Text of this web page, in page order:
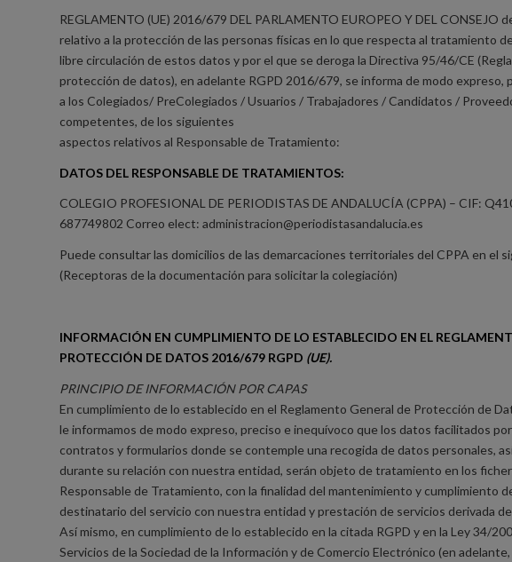
REGLAMENTO (UE) 2016/679 DEL PARLAMENTO EUROPEO Y DEL CONSEJO
relativo a la protección de las personas físicas en lo que respecta al tratamiento
libre circulación de estos datos y por el que se deroga la Directiva 95/46/CE
protección de datos), en adelante RGPD 2016/679, se informa de modo expreso,
a los Colegiados/ PreColegiados / Usuarios / Trabajadores / Candidatos /
competentes, de los siguientes
aspectos relativos al Responsable de Tratamiento:
DATOS DEL RESPONSABLE DE TRATAMIENTOS:
COLEGIO PROFESIONAL DE PERIODISTAS DE ANDALUCÍA (CPPA) – CIF:
687749802 Correo elect: administracion@periodistasandalucia.es
Puede consultar las domicilios de las demarcaciones territoriales del CPPA en el
(Receptoras de la documentación para solicitar la colegiación)
INFORMACIÓN EN CUMPLIMIENTO DE LO ESTABLECIDO EN EL
PROTECCIÓN DE DATOS 2016/679 RGPD (UE).
PRINCIPIO DE INFORMACIÓN POR CAPAS
En cumplimiento de lo establecido en el Reglamento General de Protección de
le informamos de modo expreso, preciso e inequívoco que los datos facilitados
contratos y formularios donde se contemple una recogida de datos personales,
durante su relación con nuestra entidad, serán objeto de tratamiento en los
Responsable de Tratamiento, con la finalidad del mantenimiento y cumplimiento
destinatario del servicio con nuestra entidad y prestación de servicios derivada de
Así mismo, en cumplimiento de lo establecido en la citada RGPD y en la Ley 34/
Servicios de la Sociedad de la Información y de Comercio Electrónico (en